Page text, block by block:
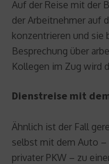
Auf der Reise mit der
der Arbeitnehmer auf
konzentrieren und sie
Besprechung über
Kollegen im Zug wird
Dienstreise mit
Ähnlich ist der Fall
selbst mit dem Auto
privater PKW – zu